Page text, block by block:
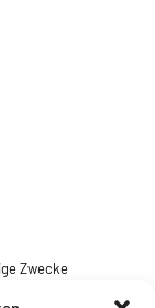
Zwecke